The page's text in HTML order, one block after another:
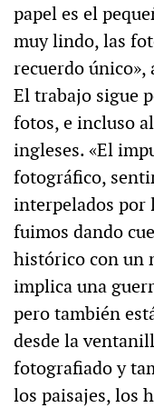
papel es el
muy lindo, las
recuerdo único»,
El trabajo sigue
fotos, e incluso
ingleses. «El
fotográfico,
interpelados por
fuimos dando
histórico con un
implica una
pero también
desde la
fotografiado y
los paisajes, los